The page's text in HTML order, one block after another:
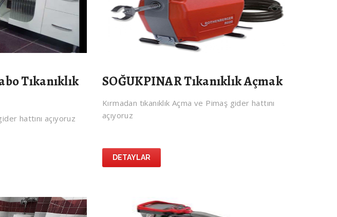
Tıkanıklık
hattını açıyoruz
SOĞUKPINAR Tıkanıklık Açmak
Kırmadan tıkanıklık Açma ve Pimaş gider hattını
açıyoruz
DETAYLAR